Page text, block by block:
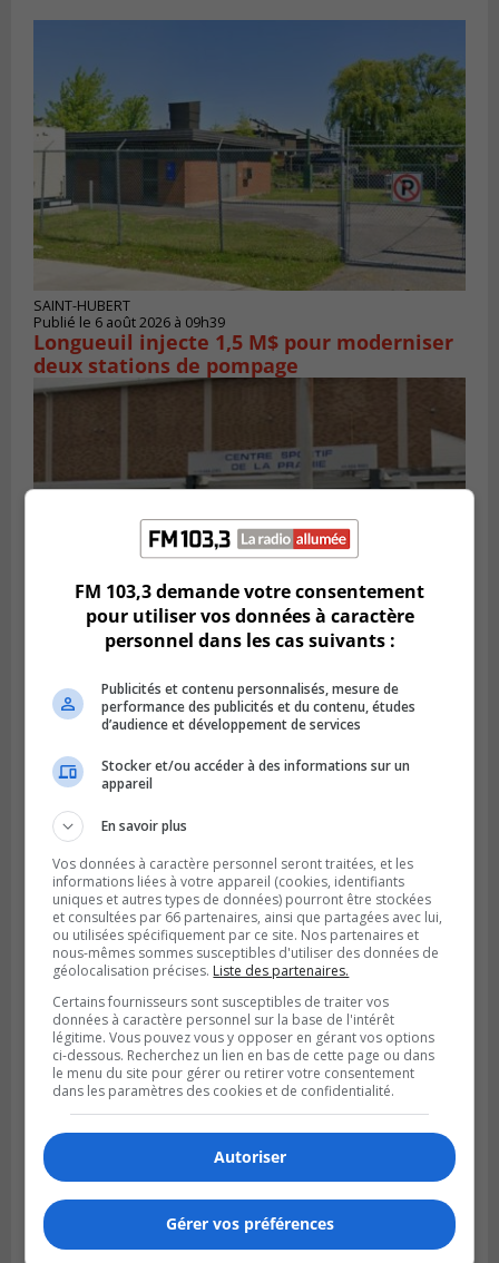
SAINT-HUBERT
Publié le 6 août 2026 à 09h39
Longueuil injecte 1,5 M$ pour moderniser
deux stations de pompage
Publié le 5 août 2026 à 11h59
La Prairie loue des espaces de glace
jusqu’en avril 2027
LA PRAIRIE
Publié le 4 août 2026 à 15h50
Le mur du rempart de La Prairie retrouve
sa jeunesse
FM 103,3 demande votre consentement
pour utiliser vos données à caractère
personnel dans les cas suivants :
Publicités et contenu personnalisés, mesure de
performance des publicités et du contenu, études
d’audience et développement de services
Stocker et/ou accéder à des informations sur un
appareil
En savoir plus
Vos données à caractère personnel seront traitées, et les
informations liées à votre appareil (cookies, identifiants
uniques et autres types de données) pourront être stockées
et consultées par 66 partenaires, ainsi que partagées avec lui,
ou utilisées spécifiquement par ce site. Nos partenaires et
nous-mêmes sommes susceptibles d'utiliser des données de
géolocalisation précises. Liste des partenaires.
Certains fournisseurs sont susceptibles de traiter vos
données à caractère personnel sur la base de l'intérêt
légitime. Vous pouvez vous y opposer en gérant vos options
ci-dessous. Recherchez un lien en bas de cette page ou dans
le menu du site pour gérer ou retirer votre consentement
dans les paramètres des cookies et de confidentialité.
Autoriser
Gérer vos préférences